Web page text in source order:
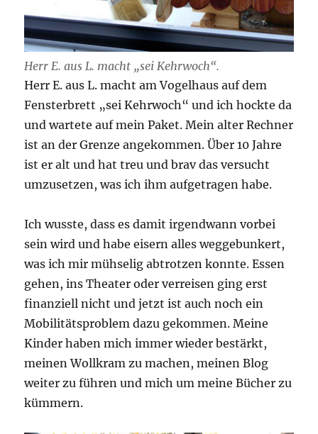
Herr E. aus L. macht „sei Kehrwoch“.
Herr E. aus L. macht am Vogelhaus auf dem
Fensterbrett „sei Kehrwoch“ und ich hockte da
und wartete auf mein Paket. Mein alter Rechner
ist an der Grenze angekommen. Über 10 Jahre
ist er alt und hat treu und brav das versucht
umzusetzen, was ich ihm aufgetragen habe.
Ich wusste, dass es damit irgendwann vorbei
sein wird und habe eisern alles weggebunkert,
was ich mir mühselig abtrotzen konnte. Essen
gehen, ins Theater oder verreisen ging erst
finanziell nicht und jetzt ist auch noch ein
Mobilitätsproblem dazu gekommen. Meine
Kinder haben mich immer wieder bestärkt,
meinen Wollkram zu machen, meinen Blog
weiter zu führen und mich um meine Bücher zu
kümmern.